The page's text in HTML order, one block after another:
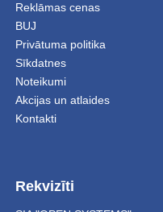
Reklāmas cenas
BUJ
Privātuma politika
Sīkdatnes
Noteikumi
Akcijas un atlaides
Kontakti
Rekvizīti